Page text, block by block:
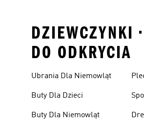
DZIEWCZYNKI
DO ODKRYCIA
Ubrania Dla Niemowląt
Buty Dla Dzieci
Buty Dla Niemowląt